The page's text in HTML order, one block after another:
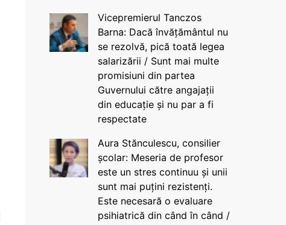
Vicepremierul Tanczos
Barna: Dacă învățământul nu
se rezolvă, pică toată legea
salarizării / Sunt mai multe
promisiuni din partea
Guvernului către angajații
din educație și nu par a fi
respectate
Aura Stănculescu, consilier
școlar: Meseria de profesor
este un stres continuu și unii
sunt mai puțini rezistenți.
Este necesară o evaluare
psihiatrică din când în când /